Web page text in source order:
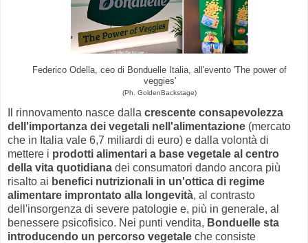
Federico Odella, ceo di Bonduelle Italia, all'evento 'The power of
veggies'
(Ph. GoldenBackstage)
Il rinnovamento nasce dalla crescente consapevolezza
dell'importanza dei vegetali nell'alimentazione (mercato
che in Italia vale 6,7 miliardi di euro) e dalla volontà di
mettere i prodotti alimentari a base vegetale al centro
della vita quotidiana dei consumatori dando ancora più
risalto ai benefici nutrizionali in un'ottica di regime
alimentare improntato alla longevità, al contrasto
dell'insorgenza di severe patologie e, più in generale, al
benessere psicofisico. Nei punti vendita, Bonduelle sta
introducendo un percorso vegetale che consiste